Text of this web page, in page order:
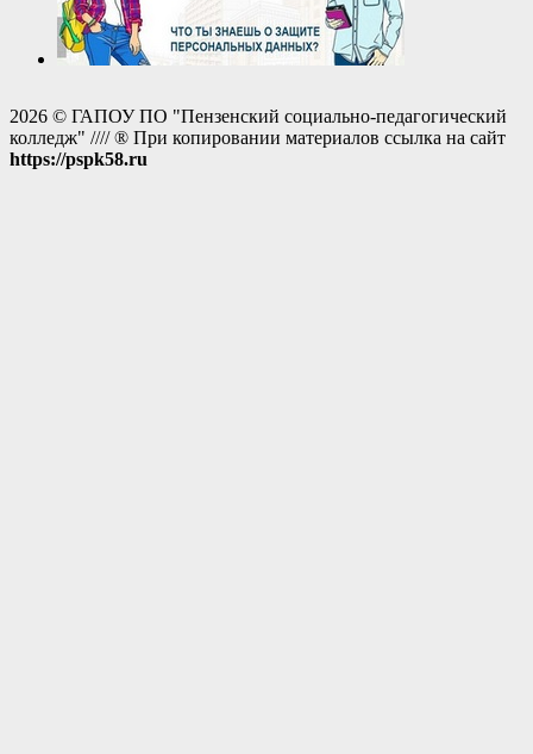
2026 © ГАПОУ ПО "Пензенский социально-педагогический
колледж" //// ® При копировании материалов ссылка на сайт
https://pspk58.ru